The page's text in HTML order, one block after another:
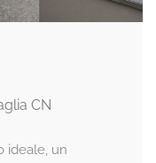
CN
ideale, un